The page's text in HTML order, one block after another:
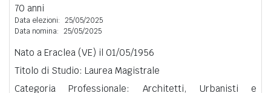
70 anni
Data elezioni: 25/05/2025
Data nomina: 25/05/2025
Nato a Eraclea (VE) il 01/05/1956
Titolo di Studio: Laurea Magistrale
Categoria Professionale: Architetti, Urbanisti e